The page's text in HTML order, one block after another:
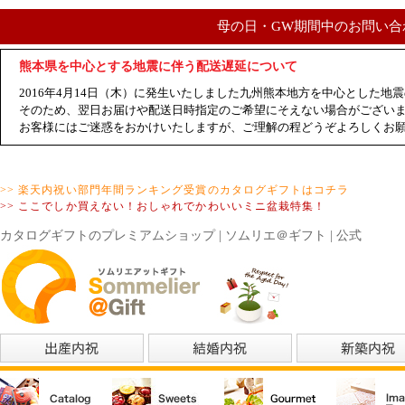
母の日・GW期間中のお問い
熊本県を中心とする地震に伴う配送遅延について
2016年4月14日（木）に発生いたしました九州熊本地方を中心とした地
そのため、翌日お届けや配送日時指定のご希望にそえない場合がござい
お客様にはご迷惑をおかけいたしますが、ご理解の程どうぞよろしくお
>> 楽天内祝い部門年間ランキング受賞のカタログギフトはコチラ
>> ここでしか買えない！おしゃれでかわいいミニ盆栽特集！
カタログギフトのプレミアムショップ | ソムリエ＠ギフト | 公式